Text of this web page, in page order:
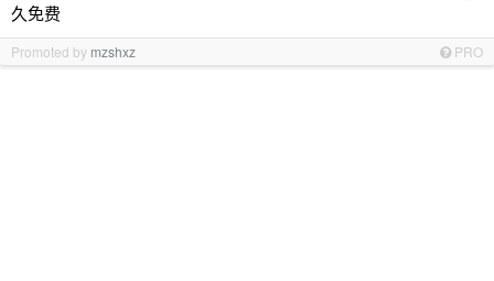
久免费
Promoted by mzshxz PRO